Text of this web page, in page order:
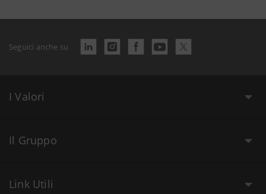
Seguici anche su
I Valori
Il Gruppo
Link Utili